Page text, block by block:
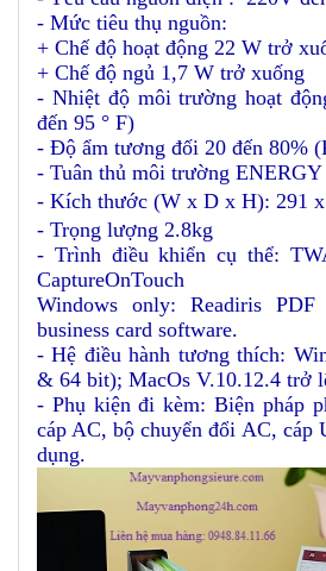
- Mức tiêu thụ nguồn:
+ Chế độ hoạt động 22 W trở
+ Chế độ ngủ 1,7 W trở xuống
- Nhiệt độ môi trường hoạt
đến 95 ° F)
- Độ ẩm tương đối 20 đến 80%
- Tuân thủ môi trường
- Kích thước (W x D x H): 291
- Trọng lượng 2.8kg
- Trình điều khiển cụ thể:
CaptureOnTouch
Windows only: Readiris PDF
business card software.
- Hệ điều hành tương thích:
& 64 bit); MacOs V.10.12.4 trở
- Phụ kiện đi kèm: Biện pháp
cáp AC, bộ chuyển đổi AC, cáp
dụng.